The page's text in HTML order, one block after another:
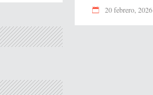
20 febrero, 2026